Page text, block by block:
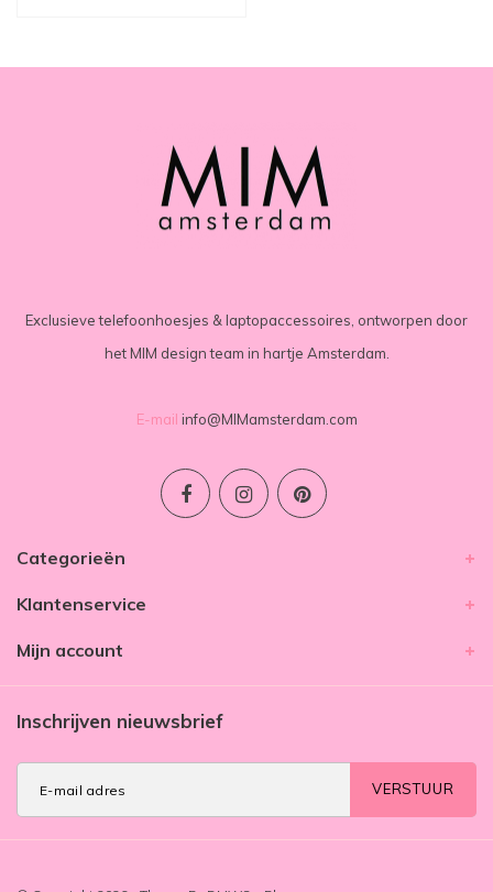
Exclusieve telefoonhoesjes & laptopaccessoires, ontworpen door
het MIM design team in hartje Amsterdam.
E-mail info@MIMamsterdam.com
Categorieën
Klantenservice
Mijn account
Inschrijven nieuwsbrief
VERSTUUR